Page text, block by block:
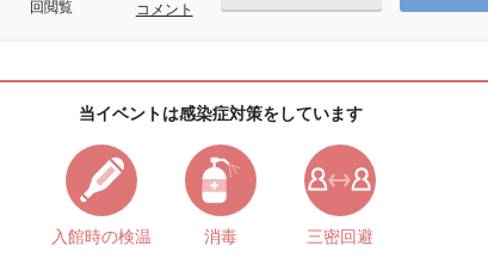
回閲覧 コメント
当イベントは感染症対策をしています
入館時の検温 消毒 三密回避